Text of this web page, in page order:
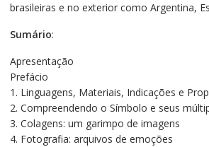
brasileiras e no exterior como Argentina,
Sumário:
Apresentação
Prefácio
1. Linguagens, Materiais, Indicações e
2. Compreendendo o Símbolo e seus
3. Colagens: um garimpo de imagens
4. Fotografia: arquivos de emoções